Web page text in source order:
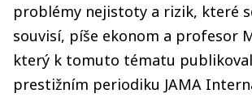
problémy nejistoty a rizik, které
souvisí, píše ekonom a profesor
který k tomuto tématu
prestižním periodiku JAMA